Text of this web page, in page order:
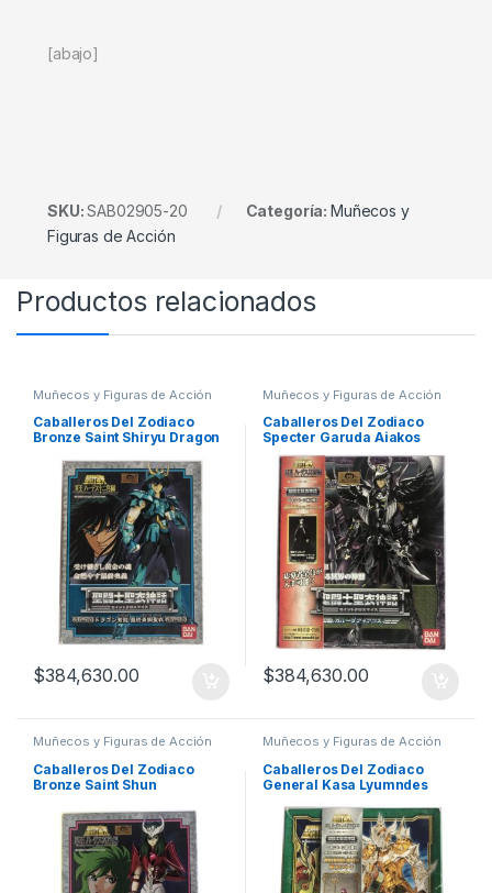
[abajo]
SKU:SAB02905-20 Categoría: Muñecos y
Figuras de Acción
Productos relacionados
Muñecos y Figuras de Acción
Caballeros Del Zodiaco
Bronze Saint Shiryu Dragon
$384,630.00
Muñecos y Figuras de Acción
Caballeros Del Zodiaco
Specter Garuda Aiakos
Bandai
$384,630.00
Muñecos y Figuras de Acción
Caballeros Del Zodiaco
Bronze Saint Shun
Muñecos y Figuras de Acción
Caballeros Del Zodiaco
General Kasa Lyumndes